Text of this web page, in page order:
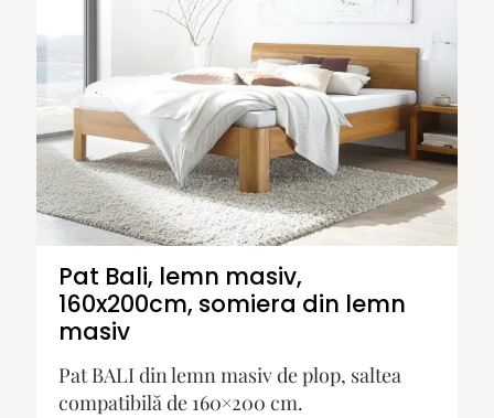
Pat Bali, lemn masiv,
160x200cm, somiera din lemn
masiv
Pat BALI din lemn masiv de plop, saltea
compatibilă de 160×200 cm.